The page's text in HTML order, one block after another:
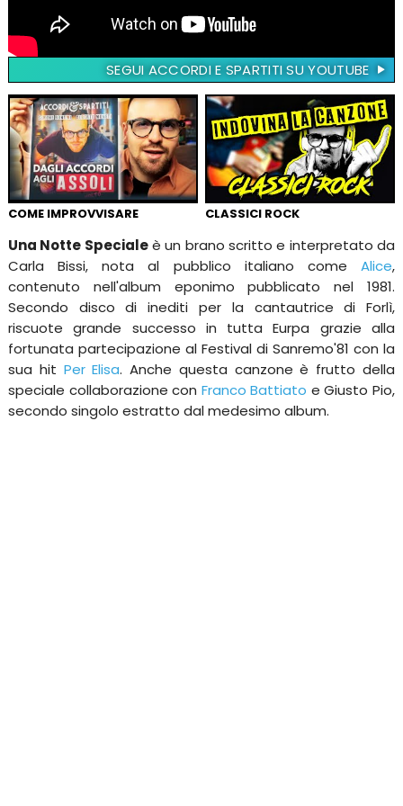
SEGUI ACCORDI E SPARTITI SU YOUTUBE
COME IMPROVVISARE CLASSICI ROCK
Una Notte Specialeè un brano scritto e interpretato da
Carla Bissi, nota al pubblico italiano comeAlice,
contenuto nell'album eponimo pubblicato nel 1981.
Secondo disco di inediti per la cantautrice di Forlì,
riscuote grande successo in tutta Eurpa grazie alla
fortunata partecipazione al Festival di Sanremo'81 con la
sua hit Per Elisa. Anche questa canzone è frutto della
speciale collaborazione con Franco Battiato e Giusto Pio,
secondo singolo estratto dal medesimo album.